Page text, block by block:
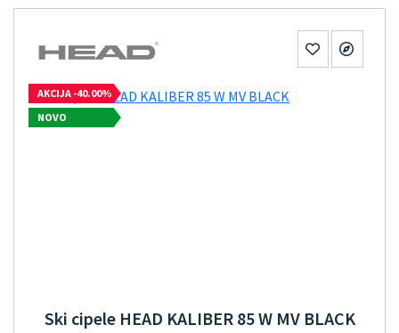
AKCIJA -40.00%
NOVO
Ski cipele HEAD KALIBER 85 W MV BLACK